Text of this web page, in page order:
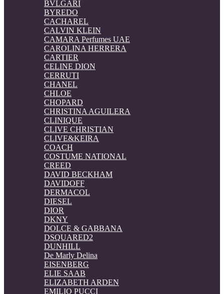
BVLGARI
BYREDO
CACHAREL
CALVIN KLEIN
CAMARA Perfumes UAE
CAROLINA HERRERA
CARTIER
CELINE DION
CERRUTI
CHANEL
CHLOE
CHOPARD
CHRISTINA AGUILERA
CLINIQUE
CLIVE CHRISTIAN
CLIVE&KEIRA
COACH
COSTUME NATIONAL
CREED
DAVID BECKHAM
DAVIDOFF
DERMACOL
DIESEL
DIOR
DKNY
DOLCE & GABBANA
DSQUARED2
DUNHILL
De Marly Delina
EISENBERG
ELIE SAAB
ELIZABETH ARDEN
EMILIO PUCCI